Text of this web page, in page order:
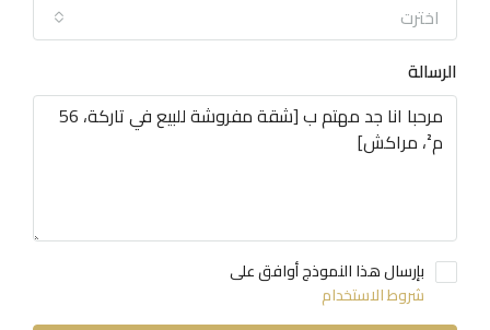
اخترت
الرسالة
بإرسال هذا النموذج أوافق على
شروط الاستخدام